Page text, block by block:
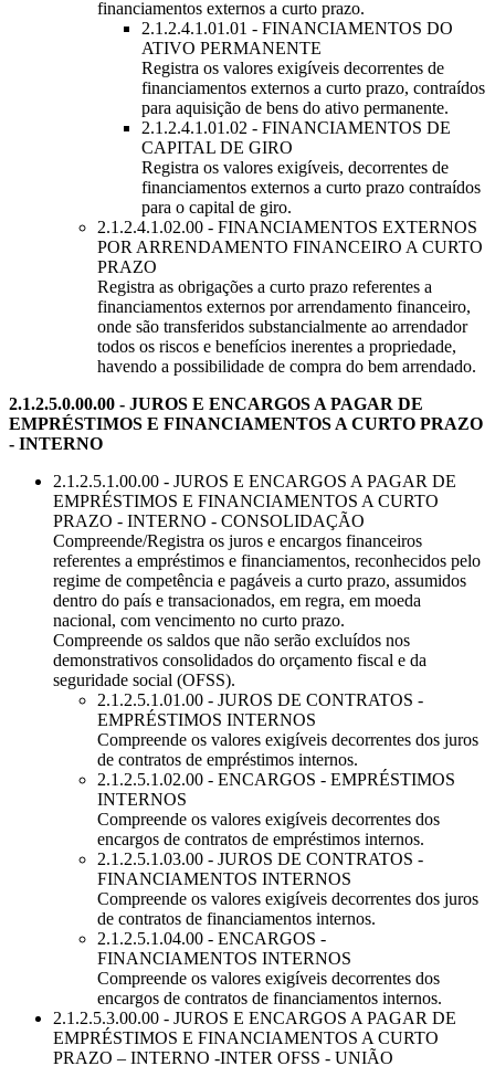
financiamentos externos a curto prazo.
2.1.2.4.1.01.01 - FINANCIAMENTOS DO
ATIVO PERMANENTE
Registra os valores exigíveis decorrentes de
financiamentos externos a curto prazo, contraídos
para aquisição de bens do ativo permanente.
2.1.2.4.1.01.02 - FINANCIAMENTOS DE
CAPITAL DE GIRO
Registra os valores exigíveis, decorrentes de
financiamentos externos a curto prazo contraídos
para o capital de giro.
2.1.2.4.1.02.00 - FINANCIAMENTOS EXTERNOS
POR ARRENDAMENTO FINANCEIRO A CURTO
PRAZO
Registra as obrigações a curto prazo referentes a
financiamentos externos por arrendamento financeiro,
onde são transferidos substancialmente ao arrendador
todos os riscos e benefícios inerentes a propriedade,
havendo a possibilidade de compra do bem arrendado.
2.1.2.5.0.00.00 - JUROS E ENCARGOS A PAGAR DE
EMPRÉSTIMOS E FINANCIAMENTOS A CURTO PRAZO
- INTERNO
2.1.2.5.1.00.00 - JUROS E ENCARGOS A PAGAR DE
EMPRÉSTIMOS E FINANCIAMENTOS A CURTO
PRAZO - INTERNO - CONSOLIDAÇÃO
Compreende/Registra os juros e encargos financeiros
referentes a empréstimos e financiamentos, reconhecidos pelo
regime de competência e pagáveis a curto prazo, assumidos
dentro do país e transacionados, em regra, em moeda
nacional, com vencimento no curto prazo.
Compreende os saldos que não serão excluídos nos
demonstrativos consolidados do orçamento fiscal e da
seguridade social (OFSS).
2.1.2.5.1.01.00 - JUROS DE CONTRATOS -
EMPRÉSTIMOS INTERNOS
Compreende os valores exigíveis decorrentes dos juros
de contratos de empréstimos internos.
2.1.2.5.1.02.00 - ENCARGOS - EMPRÉSTIMOS
INTERNOS
Compreende os valores exigíveis decorrentes dos
encargos de contratos de empréstimos internos.
2.1.2.5.1.03.00 - JUROS DE CONTRATOS -
FINANCIAMENTOS INTERNOS
Compreende os valores exigíveis decorrentes dos juros
de contratos de financiamentos internos.
2.1.2.5.1.04.00 - ENCARGOS -
FINANCIAMENTOS INTERNOS
Compreende os valores exigíveis decorrentes dos
encargos de contratos de financiamentos internos.
2.1.2.5.3.00.00 - JUROS E ENCARGOS A PAGAR DE
EMPRÉSTIMOS E FINANCIAMENTOS A CURTO
PRAZO – INTERNO -INTER OFSS - UNIÃO